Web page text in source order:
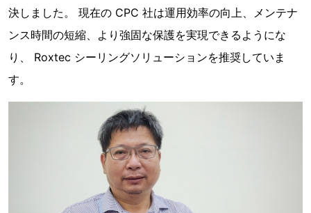
決しました。 現在の CPC 社は運用効率の向上、メンテナ
ンス時間の短縮、より強固な保護を実現できるようにな
り、 Roxtec シーリングソリューションを推奨していま
す。